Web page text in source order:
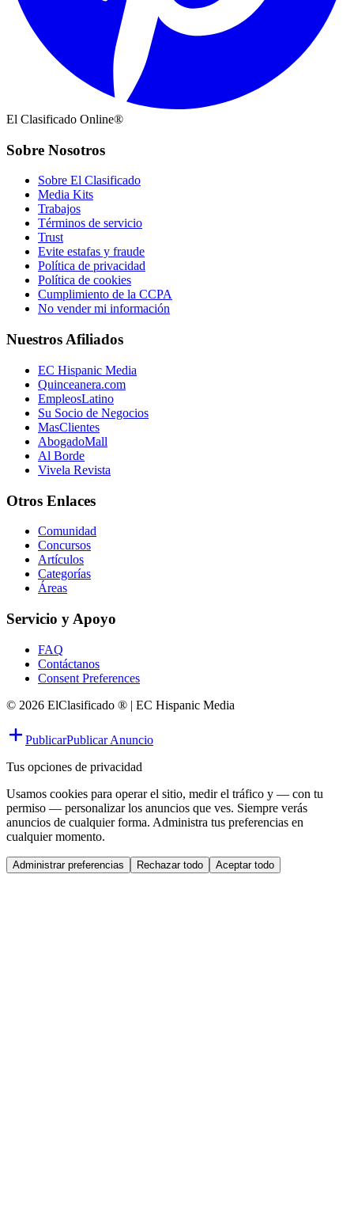
El Clasificado Online®
Sobre Nosotros
Sobre El Clasificado
Media Kits
Trabajos
Términos de servicio
Trust
Evite estafas y fraude
Política de privacidad
Política de cookies
Cumplimiento de la CCPA
No vender mi información
Nuestros Afiliados
EC Hispanic Media
Quinceanera.com
EmpleosLatino
Su Socio de Negocios
MasClientes
AbogadoMall
Al Borde
Vivela Revista
Otros Enlaces
Comunidad
Concursos
Artículos
Categorías
Áreas
Servicio y Apoyo
FAQ
Contáctanos
Consent Preferences
© 2026 ElClasificado ® | EC Hispanic Media
PublicarPublicar Anuncio
Tus opciones de privacidad
Usamos cookies para operar el sitio, medir el tráfico y — con tu
permiso — personalizar los anuncios que ves. Siempre verás
anuncios de cualquier forma. Administra tus preferencias en
cualquier momento.
Administrar preferencias Rechazar todo Aceptar todo